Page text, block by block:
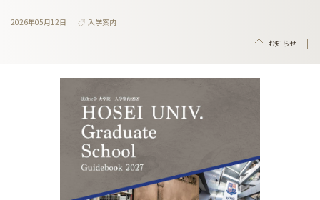
2026年05月12日
入学案内
お知らせ